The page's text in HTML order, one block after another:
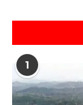
1